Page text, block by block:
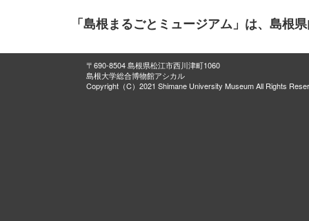
「島根まるごとミュージアム」は、島根
〒690-8504 島根県松江市西川津町1060
島根大学総合博物館アシカル
Copyright（C）2021 Shimane University Museum All Rights